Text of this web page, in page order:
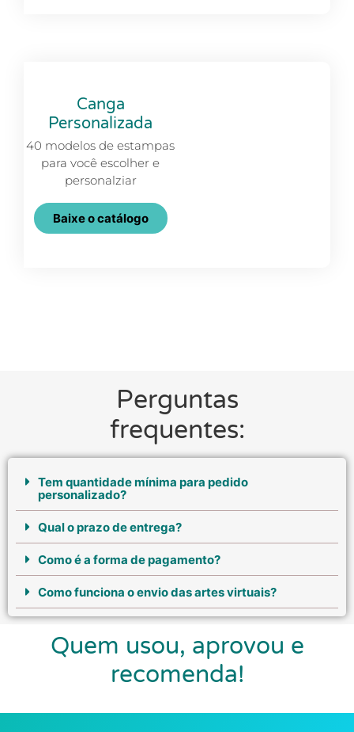
Canga
Personalizada
40 modelos de estampas
para você escolher e
personalziar
Baixe o catálogo
Perguntas
frequentes:
Tem quantidade mínima para pedido
personalizado?
Qual o prazo de entrega?
Como é a forma de pagamento?
Como funciona o envio das artes virtuais?
Quem usou, aprovou e
recomenda!